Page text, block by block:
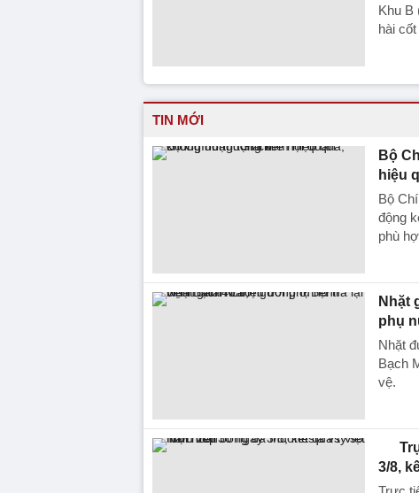
Khu B
hài
TIN MỚI
Bộ
hiệu
Bộ
động
phù
Nhặt
phụ
Nhặt
Bạch
vệ.
3/8,